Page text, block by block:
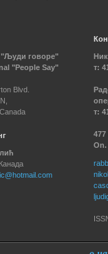
"Људи говоре"
"People Say"
Blvd.
т:
т:
On.